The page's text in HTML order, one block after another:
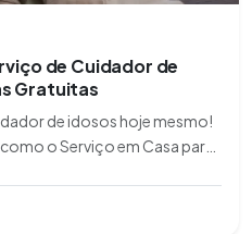
de Cuidador de
Gratuitas
de idosos hoje mesmo!
o Serviço em Casa para